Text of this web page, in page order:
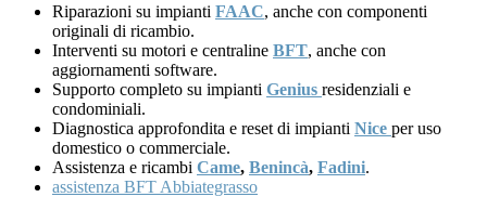
Riparazioni su impianti FAAC, anche con componenti
originali di ricambio.
Interventi su motori e centraline BFT, anche con
aggiornamenti software.
Supporto completo su impianti Genius residenziali e
condominiali.
Diagnostica approfondita e reset di impianti Nice per uso
domestico o commerciale.
Assistenza e ricambi Came, Benincà, Fadini.
assistenza BFT Abbiategrasso